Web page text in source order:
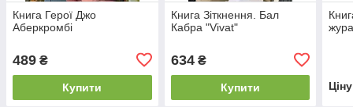
Книга Герої Джо
Аберкромбі
489 ₴
Купити
Книга Зіткнення. Бал
Кабра "Vivat"
634₴
Купити